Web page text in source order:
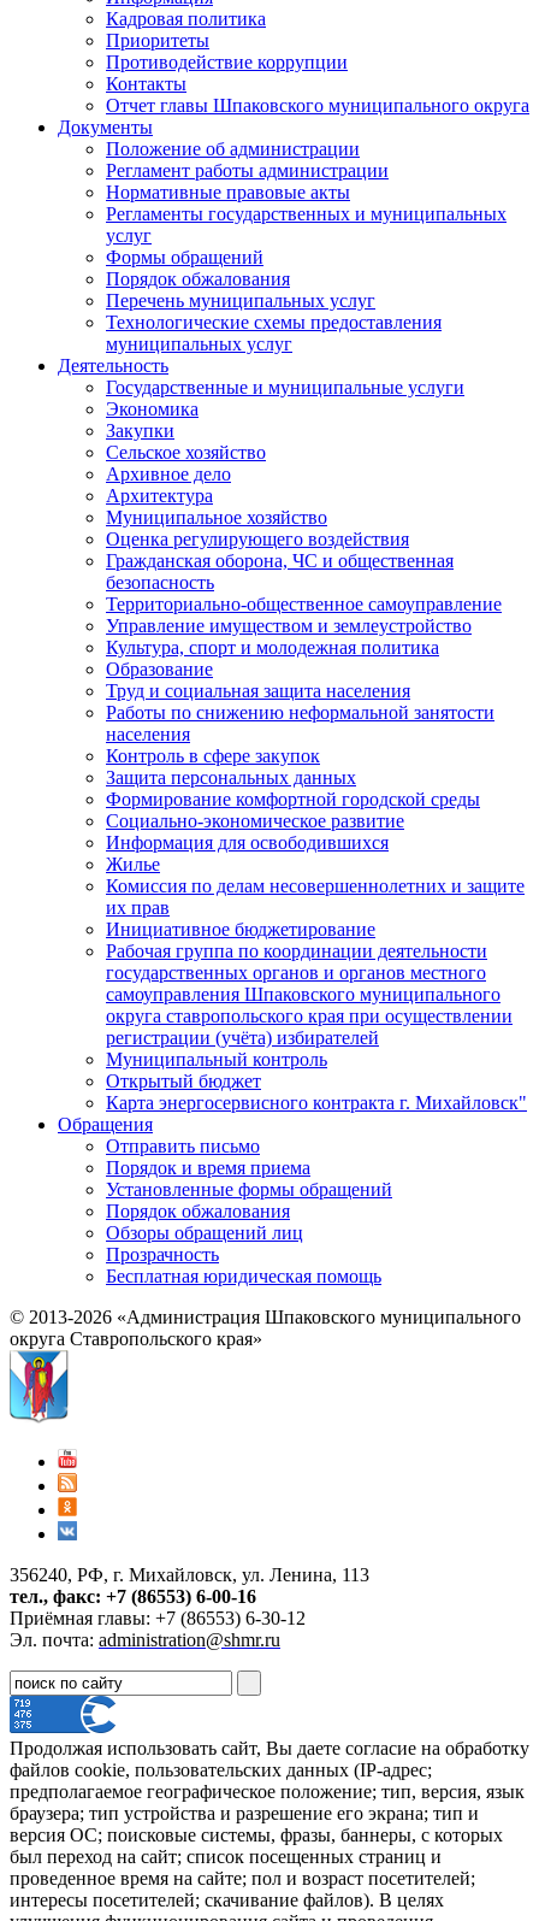
Кадровая политика
Приоритеты
Противодействие коррупции
Контакты
Отчет главы Шпаковского муниципального округа
Документы
Положение об администрации
Регламент работы администрации
Нормативные правовые акты
Регламенты государственных и муниципальных
услуг
Формы обращений
Порядок обжалования
Перечень муниципальных услуг
Технологические схемы предоставления
муниципальных услуг
Деятельность
Государственные и муниципальные услуги
Экономика
Закупки
Сельское хозяйство
Архивное дело
Архитектура
Муниципальное хозяйство
Оценка регулирующего воздействия
Гражданская оборона, ЧС и общественная
безопасность
Территориально-общественное самоуправление
Управление имуществом и землеустройство
Культура, спорт и молодежная политика
Образование
Труд и социальная защита населения
Работы по снижению неформальной занятости
населения
Контроль в сфере закупок
Защита персональных данных
Формирование комфортной городской среды
Социально-экономическое развитие
Информация для освободившихся
Жилье
Комиссия по делам несовершеннолетних и защите
их прав
Инициативное бюджетирование
Рабочая группа по координации деятельности
государственных органов и органов местного
самоуправления Шпаковского муниципального
округа ставропольского края при осуществлении
регистрации (учёта) избирателей
Муниципальный контроль
Открытый бюджет
Карта энергосервисного контракта г. Михайловск"
Обращения
Отправить письмо
Порядок и время приема
Установленные формы обращений
Порядок обжалования
Обзоры обращений лиц
Прозрачность
Бесплатная юридическая помощь
© 2013-2026 «Администрация Шпаковского муниципального
округа Ставропольского края»
356240, РФ, г. Михайловск, ул. Ленина, 113
тел., факс: +7 (86553) 6-00-16
Приёмная главы: +7 (86553) 6-30-12
Эл. почта: administration@shmr.ru
Продолжая использовать сайт, Вы даете согласие на обработку
файлов cookie, пользовательских данных (IP-адрес;
предполагаемое географическое положение; тип, версия, язык
браузера; тип устройства и разрешение его экрана; тип и
версия ОС; поисковые системы, фразы, баннеры, с которых
был переход на сайт; список посещенных страниц и
проведенное время на сайте; пол и возраст посетителей;
интересы посетителей; скачивание файлов). В целях